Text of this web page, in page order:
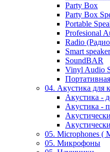
Party Box
Party Box
Portable
Profesional
Radio
Smart speaker
SoundBAR
Vinyl Audio
04. Акустика для
Акустика -
Акустика -
05. Microphones (
05. Микрофоны